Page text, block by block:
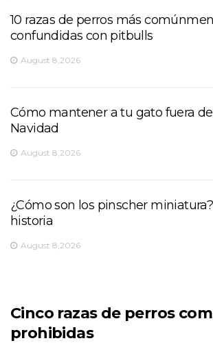
10 razas de perros más
confundidas con pitbulls
August 8,2026
Cómo mantener a tu gato fuera
Navidad
August 8,2026
¿Cómo son los pinscher
historia
August 8,2026
Cinco razas de perros
prohibidas